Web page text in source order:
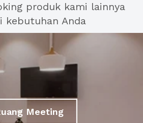
produk kami lainnya
kebutuhan Anda
Meeting